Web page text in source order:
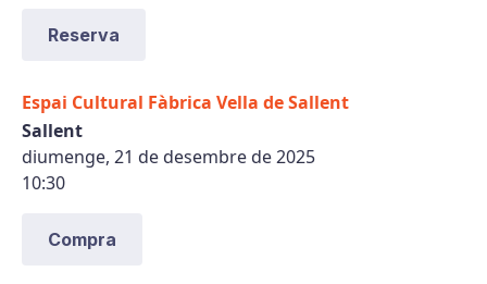
Reserva
Espai Cultural Fàbrica Vella de Sallent
Sallent
diumenge, 21 de desembre de 2025
10:30
Compra